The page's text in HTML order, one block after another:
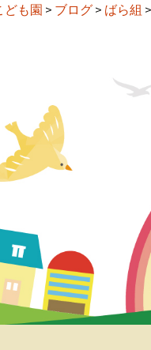
ども園 > ブログ > ばら組 >